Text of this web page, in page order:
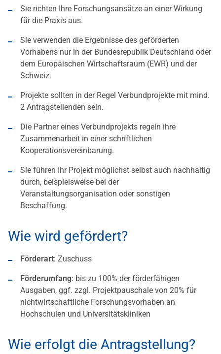
Sie richten Ihre Forschungsansätze an einer Wirkung
für die Praxis aus.
Sie verwenden die Ergebnisse des geförderten
Vorhabens nur in der Bundesrepublik Deutschland oder
dem Europäischen Wirtschaftsraum (EWR) und der
Schweiz.
Projekte sollten in der Regel Verbundprojekte mit mind.
2 Antragstellenden sein.
Die Partner eines Verbundprojekts regeln ihre
Zusammenarbeit in einer schriftlichen
Kooperationsvereinbarung.
Sie führen Ihr Projekt möglichst selbst auch nachhaltig
durch, beispielsweise bei der
Veranstaltungsorganisation oder sonstigen
Beschaffung.
Wie wird gefördert?
Förderart: Zuschuss
Förderumfang: bis zu 100% der förderfähigen
Ausgaben, ggf. zzgl. Projektpauschale von 20% für
nichtwirtschaftliche Forschungsvorhaben an
Hochschulen und Universitätskliniken
Wie erfolgt die Antragstellung?